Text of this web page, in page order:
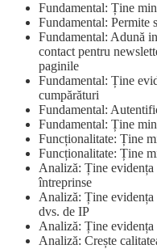
Fundamental: Ține
Fundamental: Permite
Fundamental: Adună
contact pentru
paginile
Fundamental: Ține
cumpărături
Fundamental:
Fundamental: Ține
Funcționalitate: Ține
Funcționalitate: Ține
Analiză: Ține
întreprinse
Analiză: Ține
dvs. de IP
Analiză: Ține
Analiză: Crește